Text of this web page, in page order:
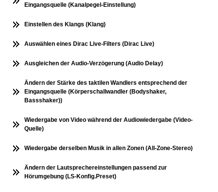
Eingangsquelle (Kanalpegel-Einstellung)
Einstellen des Klangs (Klang)
Auswählen eines Dirac Live-Filters (Dirac Live)
Ausgleichen der Audio-Verzögerung (Audio Delay)
Ändern der Stärke des taktilen Wandlers entsprechend der
Eingangsquelle (Körperschallwandler (Bodyshaker,
Bassshaker))
Wiedergabe von Video während der Audiowiedergabe (Video-
Quelle)
Wiedergabe derselben Musik in allen Zonen (All-Zone-Stereo)
Ändern der Lautsprechereinstellungen passend zur
Hörumgebung (LS-Konfig.Preset)